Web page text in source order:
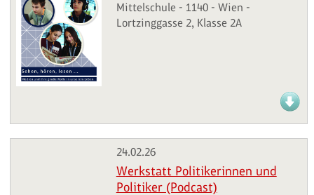
Mittelschule - 1140 - Wien -
Lortzinggasse 2, Klasse 2A
24.02.26
Werkstatt Politikerinnen und
Politiker (Podcast)